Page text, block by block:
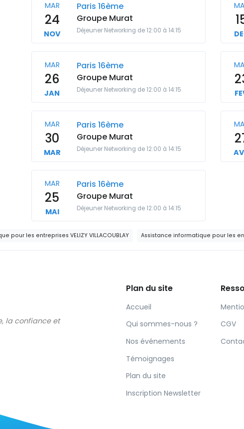
MAR
24
NOV
Paris 16ème
Groupe Murat
Déjeuner Networking de 12:00 à 14:15
MAR
26
JAN
Paris 16ème
Groupe Murat
Déjeuner Networking de 12:00 à 14:15
MAR
30
MAR
Paris 16ème
Groupe Murat
Déjeuner Networking de 12:00 à 14:15
MAR
25
MAI
Paris 16ème
Groupe Murat
Déjeuner Networking de 12:00 à 14:15
pour les entreprises VELIZY VILLACOUBLAY Assistance informatique pour les
la confiance et
Plan du site
Accueil
Qui sommes-nous ?
Nos événements
Témoignages
Plan du site
Inscription Newsletter
CGV